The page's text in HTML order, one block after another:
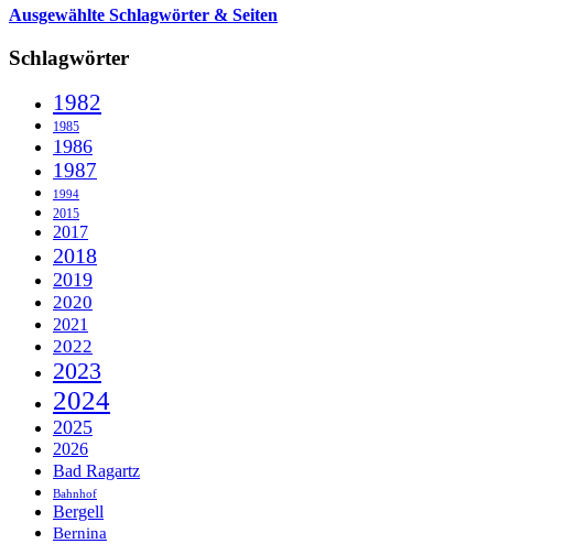
Ausgewählte Schlagwörter & Seiten
Schlagwörter
1982
1985
1986
1987
1994
2015
2017
2018
2019
2020
2021
2022
2023
2024
2025
2026
Bad Ragartz
Bahnhof
Bergell
Bernina